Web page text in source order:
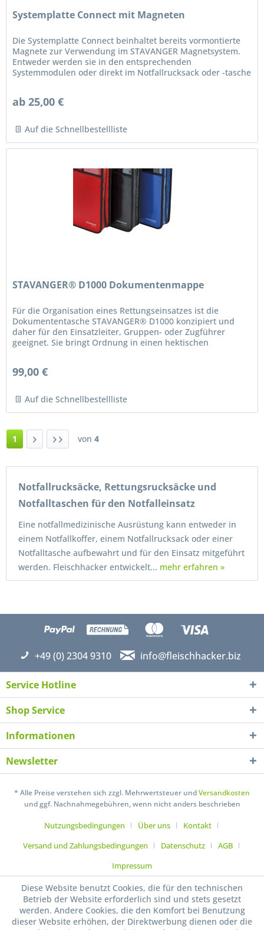
Systemplatte Connect mit Magneten
Die Systemplatte Connect beinhaltet bereits vormontierte
Magnete zur Verwendung im STAVANGER Magnetsystem.
Entweder werden sie in den entsprechenden
Systemmodulen oder direkt im Notfallrucksack oder -tasche
ab 25,00 €
Auf die Schnellbestellliste
STAVANGER® D1000 Dokumentenmappe
Für die Organisation eines Rettungseinsatzes ist die
Dokumententasche STAVANGER® D1000 konzipiert und
daher für den Einsatzleiter, Gruppen- oder Zugführer
geeignet. Sie bringt Ordnung in einen hektischen
99,00 €
Auf die Schnellbestellliste
1 von 4
Notfallrucksäcke, Rettungsrucksäcke und
Notfalltaschen für den Notfalleinsatz
Eine notfallmedizinische Ausrüstung kann entweder in
einem Notfallkoffer, einem Notfallrucksack oder einer
Notfalltasche aufbewahrt und für den Einsatz mitgeführt
werden. Fleischhacker entwickelt... mehr erfahren »
+49 (0) 2304 9310 info@fleischhacker.biz
Service Hotline
Shop Service
Informationen
Newsletter
* Alle Preise verstehen sich zzgl. Mehrwertsteuer undVersandkosten
und ggf. Nachnahmegebühren, wenn nicht anders beschrieben
Nutzungsbedingungen Über uns
Kontakt
Versand und Zahlungsbedingungen
Datenschutz
AGB
Impressum
Diese Website benutzt Cookies, die für den technischen
Betrieb der Website erforderlich sind und stets gesetzt
werden. Andere Cookies, die den Komfort bei Benutzung
dieser Website erhöhen, der Direktwerbung dienen oder die